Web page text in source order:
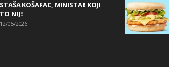
STAŠA KOŠARAC, MINISTAR KOJI
TO NIJE
12/05/2026